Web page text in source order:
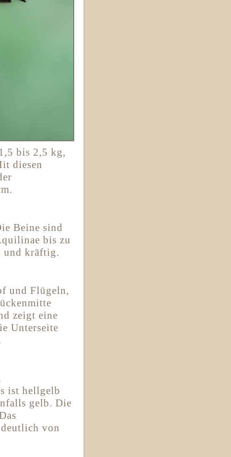
bis 2,5 kg,
diesen
Beine sind
bis zu
und kräftig.
und Flügeln,
zeigt eine
Unterseite
ist hellgelb
gelb. Die
von